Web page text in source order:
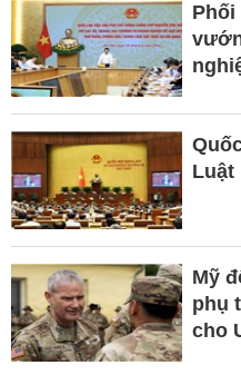
Luật
Mỹ
phụ
cho